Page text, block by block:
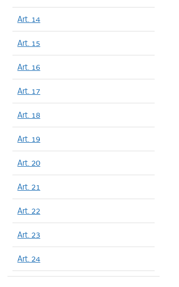
Art. 14
Art. 15
Art. 16
Art. 17
Art. 18
Art. 19
Art. 20
Art. 21
Art. 22
Art. 23
Art. 24